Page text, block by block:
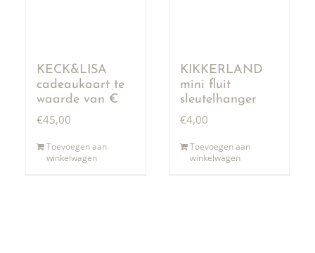
KECK&LISA
cadeaukaart te
waarde van €
50,00
€45,00
Toevoegen aan
winkelwagen
KIKKERLAND
mini fluit
sleutelhanger
€4,00
Toevoegen aan
winkelwagen